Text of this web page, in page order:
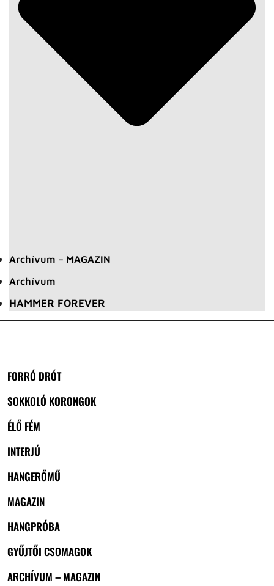
Archívum – MAGAZIN
Archívum
HAMMER FOREVER
FORRÓ DRÓT
SOKKOLÓ KORONGOK
ÉLŐ FÉM
INTERJÚ
HANGERŐMŰ
MAGAZIN
HANGPRÓBA
GYŰJTŐI CSOMAGOK
ARCHÍVUM – MAGAZIN